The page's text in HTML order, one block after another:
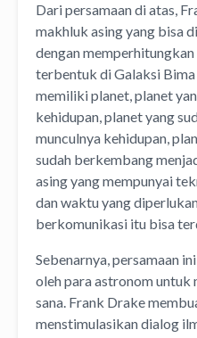
Dari persamaan di atas,
makhluk asing yang bisa
dengan
terbentuk di Galaksi
memiliki planet, planet
kehidupan, planet yang
munculnya kehidupan,
sudah berkembang
asing yang mempunyai
dan waktu yang
berkomunikasi itu bisa
Sebenarnya, persamaan
oleh para astronom untuk
sana. Frank Drake
menstimulasikan dialog